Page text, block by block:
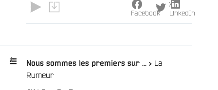
Nous sommes les premiers sur ... > La
Rumeur/
Facebook
X
LinkedIn